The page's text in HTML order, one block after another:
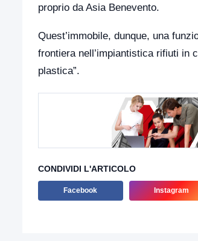
proprio da Asia Benevento.
Quest’immobile, dunque, una
frontiera nell’impiantistica rifiuti in
plastica”.
CONDIVIDI L'ARTICOLO
Facebook Instagram